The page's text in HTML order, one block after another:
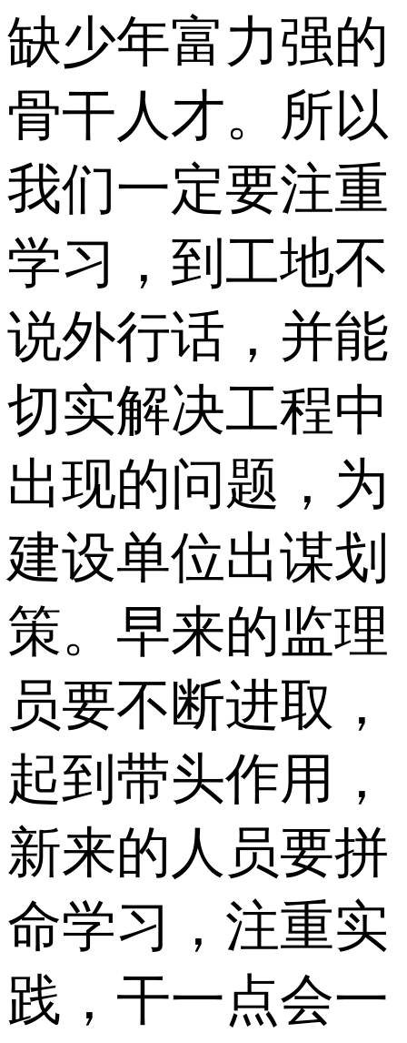
缺少年富力强的
骨干人才。所以
我们一定要注重
学习，到工地不
说外行话，并能
切实解决工程中
出现的问题，为
建设单位出谋划
策。早来的监理
员要不断进取，
起到带头作用，
新来的人员要拼
命学习，注重实
践，干一点会一